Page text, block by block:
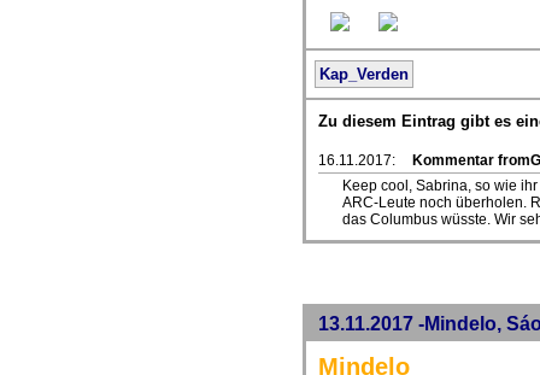
Kap_Verden
Zu diesem Eintrag gibt es
16.11.2017:
Kommentar
Keep cool, Sabrina, so wie
ARC-Leute noch überholen.
das Columbus wüsste. Wir
13.11.2017 -Mindelo,
Mindelo